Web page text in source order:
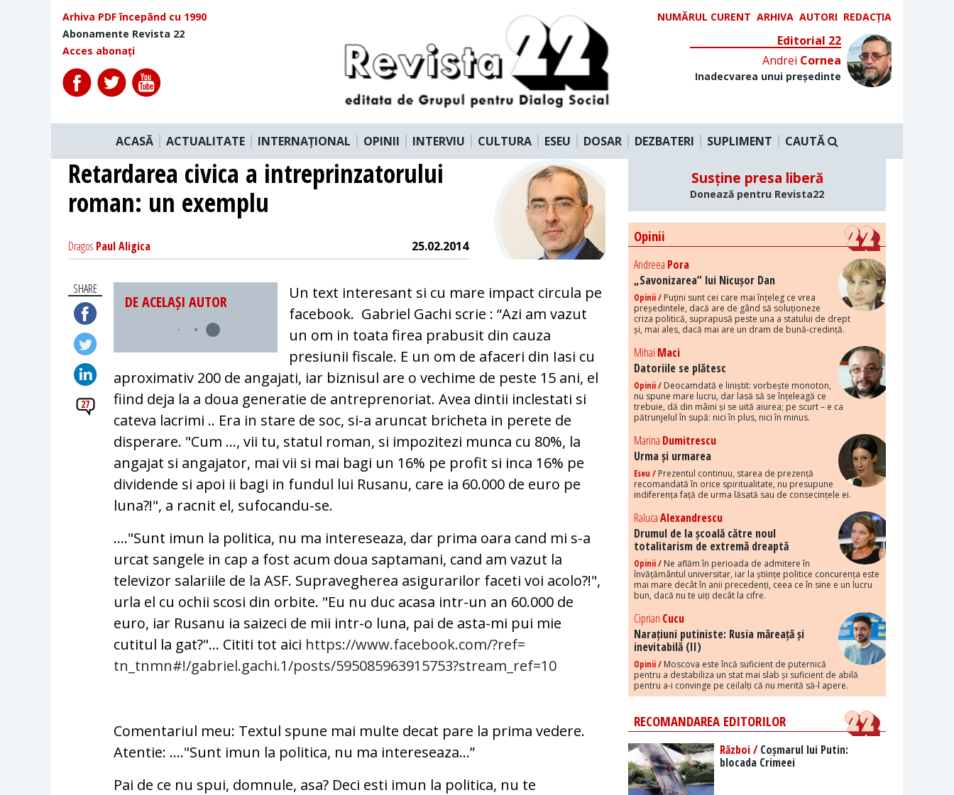
Arhiva PDF începând cu 1990
Abonamente Revista 22
Acces abonați
NUMĂRUL CURENT ARHIVA AUTORI REDACȚIA
Editorial 22
Andrei Cornea
Inadecvarea unui președinte
ACASĂ ACTUALITATE INTERNAȚIONAL OPINII INTERVIU CULTURA ESEU DOSAR DEZBATERI SUPLIMENT CAUTĂ
Retardarea civica a intreprinzatorului
roman: un exemplu
Dragos Paul Aligica 25.02.2014
SHARE
27
DE ACELAȘI AUTOR
Un text interesant si cu mare impact circula pe
facebook. Gabriel Gachi scrie : “Azi am vazut
un om in toata firea prabusit din cauza
presiunii fiscale. E un om de afaceri din Iasi cu
aproximativ 200 de angajati, iar biznisul are o vechime de peste 15 ani, el
fiind deja la a doua generatie de antreprenoriat. Avea dintii inclestati si
cateva lacrimi .. Era in stare de soc, si-a aruncat bricheta in perete de
disperare. "Cum ..., vii tu, statul roman, si impozitezi munca cu 80%, la
angajat si angajator, mai vii si mai bagi un 16% pe profit si inca 16% pe
dividende si apoi ii bagi in fundul lui Rusanu, care ia 60.000 de euro pe
luna?!", a racnit el, sufocandu-se.
…."Sunt imun la politica, nu ma intereseaza, dar prima oara cand mi s-a
urcat sangele in cap a fost acum doua saptamani, cand am vazut la
televizor salariile de la ASF. Supravegherea asigurarilor faceti voi acolo?!",
urla el cu ochii scosi din orbite. "Eu nu duc acasa intr-un an 60.000 de
euro, iar Rusanu ia saizeci de mii intr-o luna, pai de asta-mi pui mie
cutitul la gat?"… Cititi tot aici https://www.facebook.com/?ref=
tn_tnmn#!/gabriel.gachi.1/posts/595085963915753?stream_ ref=10
Comentariul meu: Textul spune mai multe decat pare la prima vedere.
Atentie: …."Sunt imun la politica, nu ma intereseaza…”
Pai de ce nu spui, domnule, asa? Deci esti imun la politica, nu te
Susține presa liberă
Donează pentru Revista22
Opinii
Andreea Pora
„Savonizarea” lui Nicușor Dan
Opinii / Puțini sunt cei care mai înțeleg ce vrea
președintele, dacă are de gând să soluționeze
criza politică, suprapusă peste una a statului de drept
și, mai ales, dacă mai are un dram de bună-credință.
Mihai Maci
Datoriile se plătesc
Opinii / Deocamdată e liniștit: vorbește monoton,
nu spune mare lucru, dar lasă să se înțeleagă ce
trebuie, dă din mâini și se uită aiurea; pe scurt – e ca
pătrunjelul în supă: nici în plus, nici în minus.
Marina Dumitrescu
Urma și urmarea
Eseu / Prezentul continuu, starea de prezență
recomandată în orice spiritualitate, nu presupune
indiferența față de urma lăsată sau de consecințele ei.
RalucaAlexandrescu
Drumul de la școală către noul
totalitarism de extremă dreaptă
Opinii / Ne aflăm în perioada de admitere în
învățământul universitar, iar la științe politice concurența este
mai mare decât în anii precedenți, ceea ce în sine e un lucru
bun, dacă nu te uiți decât la cifre.
Ciprian Cucu
Narațiuni putiniste: Rusia măreață și
inevitabilă (II)
Opinii / Moscova este încă suficient de puternică
pentru a destabiliza un stat mai slab și suficient de abilă
pentru a-i convinge pe ceilalți că nu merită să-l apere.
RECOMANDAREA EDITORILOR
Război /Coșmarul lui Putin:
blocada Crimeei